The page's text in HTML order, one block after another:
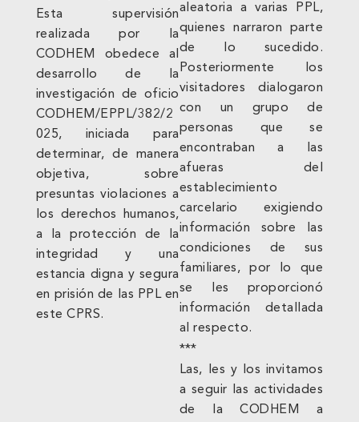
Esta supervisión
realizada por la
CODHEM obedece al
desarrollo de la
investigación de oficio
CODHEM/EPPL/382/2
025, iniciada para
determinar, de manera
objetiva, sobre
presuntas violaciones a
los derechos humanos,
a la protección de la
integridad y una
estancia digna y segura
en prisión de las PPL en
este CPRS.
aleatoria a varias PPL,
quienes narraron parte
de lo sucedido.
Posteriormente los
visitadores dialogaron
con un grupo de
personas que se
encontraban a las
afueras del
establecimiento
carcelario exigiendo
información sobre las
condiciones de sus
familiares, por lo que
se les proporcionó
información detallada
al respecto.
***
Las, les y los invitamos
a seguir las actividades
de la CODHEM a